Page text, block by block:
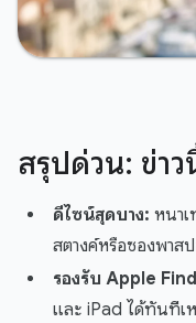
สรุปด่วน: ข่า
ดีไซน์สุดบาง: หนาเ
สตางค์หรือซองพาส
รองรับ Apple
และ iPad ได้ทันทีเ